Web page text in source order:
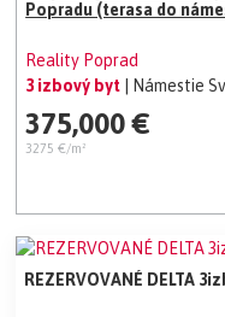
Popradu (terasa do
Reality Poprad
3 izbový byt
| Námestie
375,000 €
3275 €/m²
REZERVOVANÉ DELTA